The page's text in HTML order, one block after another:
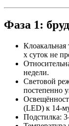
Фаза 1:
Клоакальная
х суток не
недели.
Световой
постепенно
(LED) к 14-
Подстилка: